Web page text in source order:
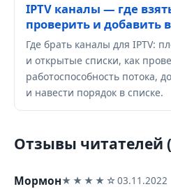
IPTV каналы — где
проверить и добавить
Где брать каналы для IPTV:
и открытые списки, как
работоспособность потока,
и навести порядок в списке.
Отзывы читателей
Мормон★★★★☆03.11.2022